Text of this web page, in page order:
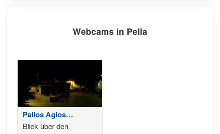
Webcams in Pella
Palios Agios
Athanasios
Blick über den